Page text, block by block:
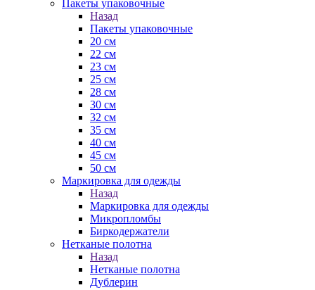
Пакеты упаковочные
Назад
Пакеты упаковочные
20 см
22 см
23 см
25 см
28 см
30 см
32 см
35 см
40 см
45 см
50 см
Маркировка для одежды
Назад
Маркировка для одежды
Микропломбы
Биркодержатели
Нетканые полотна
Назад
Нетканые полотна
Дублерин